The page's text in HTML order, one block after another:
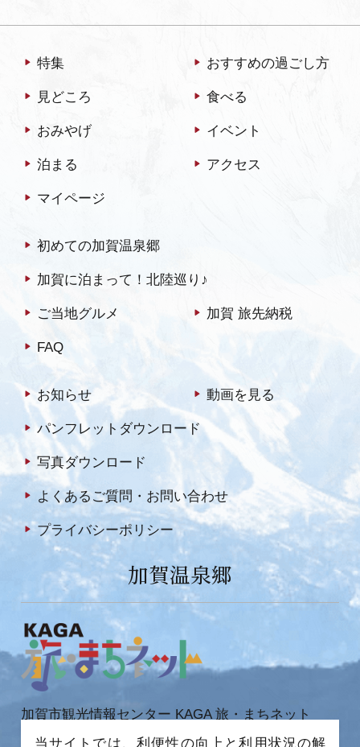
に滞在し、菁華窯などの刻
を当時そのままに公開して
で…
職人によって造られた施設
1,300年の歴史を誇る山中
特集 おすすめの過ごし方
見どころ 食べる
おみやげ イベント
泊まる アクセス
マイページ
初めての加賀温泉郷
加賀に泊まって！北陸巡り♪
ご当地グルメ 加賀 旅先納税
FAQ
お知らせ 動画を見る
パンフレットダウンロード
写真ダウンロード
よくあるご質問・お問い合わせ
プライバシーポリシー
加賀温泉郷
加賀市観光情報センター KAGA 旅・まちネット
〒922-0423
当サイトでは、利便性の向上と利用状況の解